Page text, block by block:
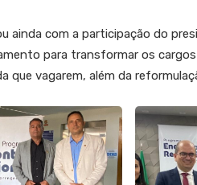
ainda com a participação do
para transformar os
que vagarem, além da